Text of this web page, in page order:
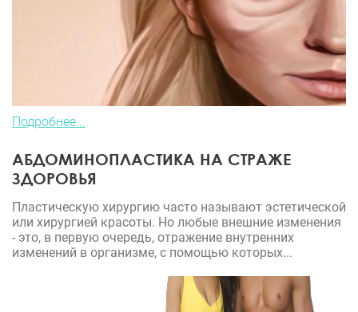
Подробнее...
АБДОМИНОПЛАСТИКА НА СТРАЖЕ
ЗДОРОВЬЯ
Пластическую хирургию часто называют эстетической
или хирургией красоты. Но любые внешние изменения
- это, в первую очередь, отражение внутренних
изменений в организме, с помощью которых...